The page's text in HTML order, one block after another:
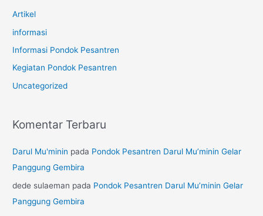
Artikel
informasi
Informasi Pondok Pesantren
Kegiatan Pondok Pesantren
Uncategorized
Komentar Terbaru
Darul Mu'minin pada Pondok Pesantren Darul Mu’minin Gelar
Panggung Gembira
dede sulaeman pada Pondok Pesantren Darul Mu’minin Gelar
Panggung Gembira